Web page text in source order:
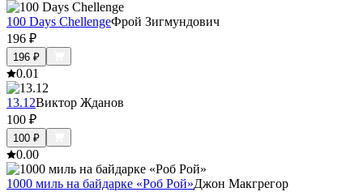
100 Days ChellengeФрой Зигмундович
196 ₽
196 ₽
0.01
13.12Виктор Жданов
100 ₽
100 ₽
0.00
1000 миль на байдарке «Роб Рой»Джон Макгрегор